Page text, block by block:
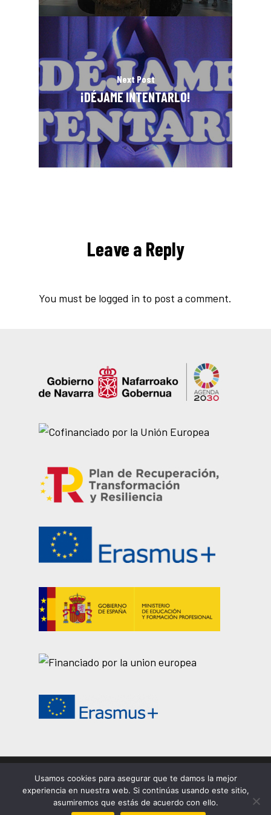
Next Post
¡DÉJAME INTENTARLO!
Leave a Reply
You must be logged in to post a comment.
© 2026 EASDi Corella. Escuela de Arte y Superior de
Corella | Privacidad|Cookies |Aviso legal
Usamos cookies para asegurar que te damos la mejor
experiencia en nuestra web. Si continúas usando este sitio,
asumiremos que estás de acuerdo con ello.